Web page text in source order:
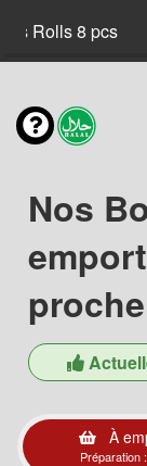
Rolls 8 pcs
Nos
À
Préparation